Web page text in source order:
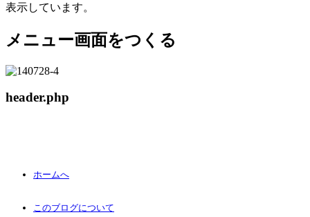
表示しています。
メニュー画面をつくる
header.php
ホームへ
このブログについて